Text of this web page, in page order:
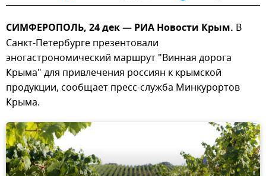
СИМФЕРОПОЛЬ, 24 дек — РИА Новости Крым. В
Санкт-Петербурге презентовали
эногастрономический маршрут "Винная дорога
Крыма" для привлечения россиян к крымской
продукции, сообщает пресс-служба Минкурортов
Крыма.